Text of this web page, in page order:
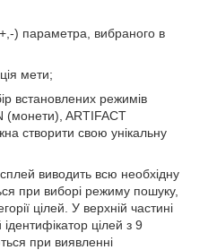
) параметра, вибраного в
мети;
встановлених режимів
(монети), ARTIFACT
створити свою унікальну
виводить всю необхідну
при виборі режиму пошуку,
цілей. У верхній частині
цілей з 9
при виявленні